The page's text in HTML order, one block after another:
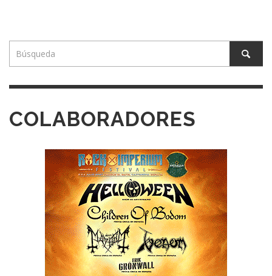
COLABORADORES